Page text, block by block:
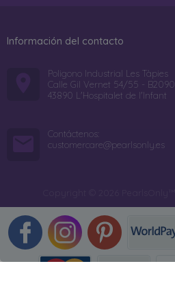
Información del contacto
Poligono Industrial Les Tàpies
Calle Gil Vernet 54/55 - B2090
43890 L'Hospitalet de l'Infant
Contáctenos:
customercare@pearlsonly.es